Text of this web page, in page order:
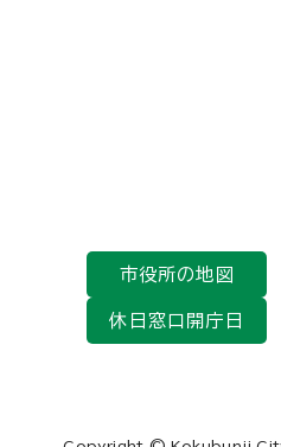
市役所の地図
休日窓口開庁日